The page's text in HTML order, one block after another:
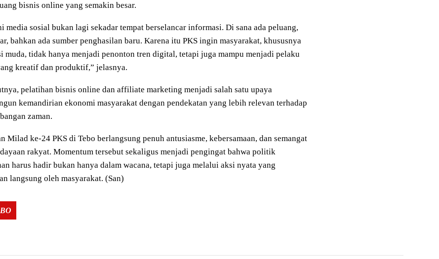
bisnis online yang semakin besar.
media sosial bukan lagi sekadar tempat berselancar informasi. Di sana ada peluang,
bahkan ada sumber penghasilan baru. Karena itu PKS ingin masyarakat, khususnya
muda, tidak hanya menjadi penonton tren digital, tetapi juga mampu menjadi pelaku
kreatif dan produktif,” jelasnya.
pelatihan bisnis online dan affiliate marketing menjadi salah satu upaya
kemandirian ekonomi masyarakat dengan pendekatan yang lebih relevan terhadap
zaman.
Milad ke-24 PKS di Tebo berlangsung penuh antusiasme, kebersamaan, dan semangat
rakyat. Momentum tersebut sekaligus menjadi pengingat bahwa politik
harus hadir bukan hanya dalam wacana, tetapi juga melalui aksi nyata yang
langsung oleh masyarakat. (San)